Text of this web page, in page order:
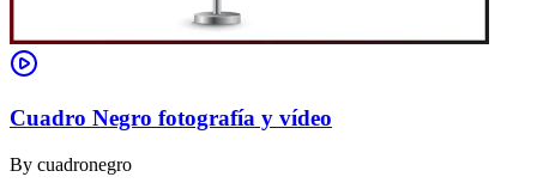
Cuadro Negro fotografía y vídeo
By cuadronegro